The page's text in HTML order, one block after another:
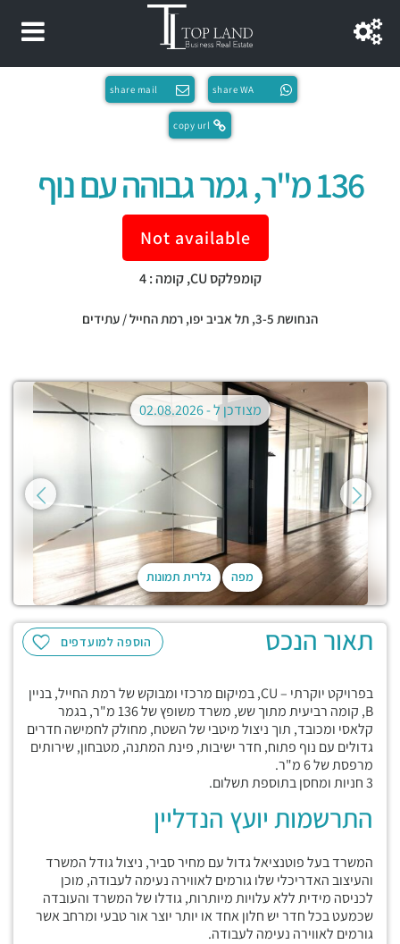
share WA
share mail
copy url
136 מ"ר, גמר גבוהה עם נוף
Not available
קומפלקס CU, קומה : 4
הנחושת 3-5, תל אביב יפו, רמת החייל / עתידים
מפה גלרית תמונות
מצודכן ל -02.08.2026
הוספה למועדפים תאור הנכס
בפרויקט יוקרתי – CU, במיקום מרכזי ומבוקש של רמת החייל, בניין
B, קומה רביעית מתוך שש, משרד משופץ של 136 מ"ר, בגמר
קלאסי ומכובד, תוך ניצול מיטבי של השטח, מחולק לחמישה חדרים
גדולים עם נוף פתוח, חדר ישיבות, פינת המתנה, מטבחון, שירותים
מרפסת של 6 מ"ר.
3 חניות ומחסן בתוספת תשלום.
התרשמות יועץ הנדליין
המשרד בעל פוטנציאל גדול עם מחיר סביר, ניצול גודל המשרד
והעיצוב האדריכלי שלו גורמים לאווירה נעימה לעבודה, מוכן
לכניסה מידית ללא עלויות מיותרות, גודלו של המשרד והעובדה
שכמעט בכל חדר יש חלון אחד או יותר יוצר אור טבעי ומרחב אשר
גורמים לאווירה נעימה לעבודה.